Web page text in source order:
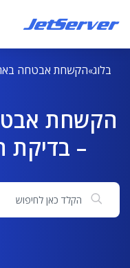
בלוג הקשחת אבטחה
הקשחת
– בדיקת
חיפוש